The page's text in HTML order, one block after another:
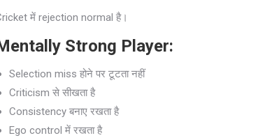
में rejection normal है।
Strong Player:
Selection miss होने पर टूटता नहीं
Criticism से सीखता है
Consistency बनाए रखता है
Ego control में रखता है